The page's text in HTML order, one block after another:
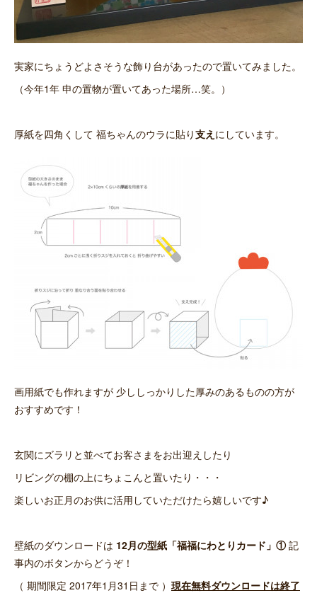
実家にちょうどよさそうな飾り台があったので置いてみました。
（今年1年 申の置物が置いてあった場所…笑。）
厚紙を四角くして 福ちゃんのウラに貼り支え にしています。
画用紙でも作れますが 少ししっかりした厚みのあるものの方が
おすすめです！
玄関にズラリと並べてお客さまをお出迎えしたり
リビングの棚の上にちょこんと置いたり・・・
楽しいお正月のお供に活用していただけたら嬉しいです♪
壁紙のダウンロードは 12月の型紙「福福にわとりカード」①記
事内のボタンからどうぞ！
（ 期間限定 2017年1月31日まで ） 現在無料ダウンロードは終了